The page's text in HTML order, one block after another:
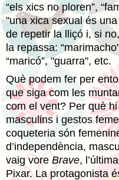
“els xics no ploren”,
"una xica sexual és
de repetir la lliçó i, si
la repassa:
“maricó”, "guarra", etc.
Què podem fer per
que siga com les
com el vent? Per què
masculins i gestos
coqueteria són
d’independència,
vaig vore Brave,
Pixar. La protagonista